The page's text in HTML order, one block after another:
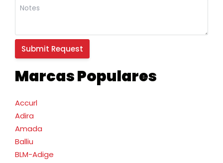
Marcas Populares
Accurl
Adira
Amada
Balliu
BLM-Adige